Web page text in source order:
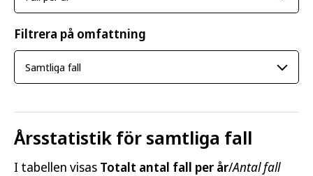
Filtrera på omfattning
Årsstatistik för samtliga fall
I tabellen visas Totalt antal fall per år/Antal fall